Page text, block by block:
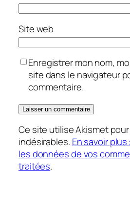
Site web
Enregistrer mon nom,
site dans le navigateur
commentaire.
Ce site utilise Akismet
indésirables. En savoir
les données de vos
traitées.